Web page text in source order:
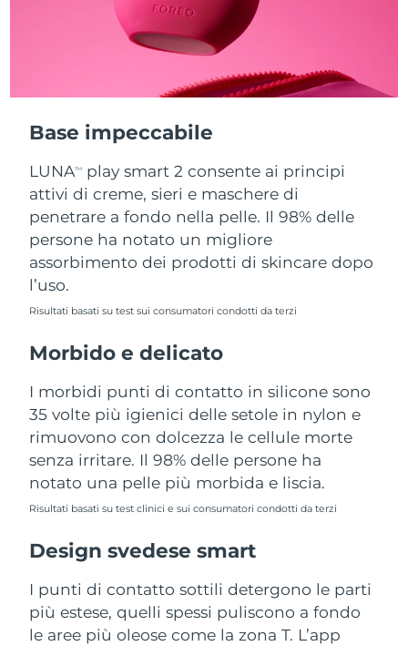
Base impeccabile
LUNATM
play smart 2 consente ai principi
attivi di creme, sieri e maschere di
penetrare a fondo nella pelle. Il 98% delle
persone ha notato un migliore
assorbimento dei prodotti di skincare dopo
l’uso.
Risultati basati su test sui consumatori condotti da terzi
Morbido e delicato
I morbidi punti di contatto in silicone sono
35 volte più igienici delle setole in nylon e
rimuovono con dolcezza le cellule morte
senza irritare. Il 98% delle persone ha
notato una pelle più morbida e liscia.
Risultati basati su test clinici e sui consumatori condotti da terzi
Design svedese smart
I punti di contatto sottili detergono le parti
più estese, quelli spessi puliscono a fondo
le aree più oleose come la zona T. L’app
Consegna stimata
Thailandia Consegna stimata
Turchia Consegna stimata
Emirati Arabi Uniti 8/13/26
Regno Unito Consegna stimata
Stati Uniti
Uzbekistan
Vietnam Consegna stimata 8/18/26